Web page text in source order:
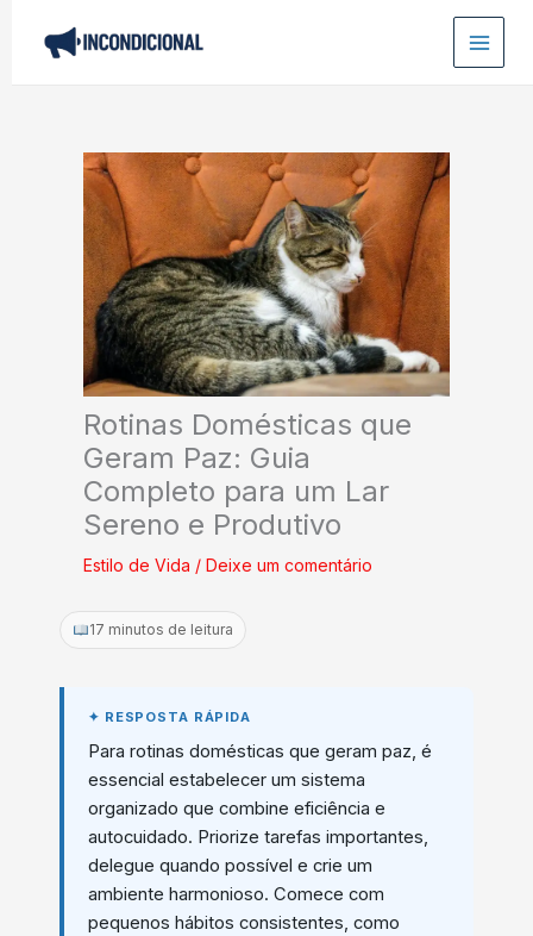
Rotinas Domésticas que
Geram Paz: Guia
Completo para um Lar
Sereno e Produtivo
Estilo de Vida / Deixe um comentário
17 minutos de leitura
Para rotinas domésticas que geram paz, é
essencial estabelecer um sistema
organizado que combine eficiência e
autocuidado. Priorize tarefas importantes,
delegue quando possível e crie um
ambiente harmonioso. Comece com
pequenos hábitos consistentes, como